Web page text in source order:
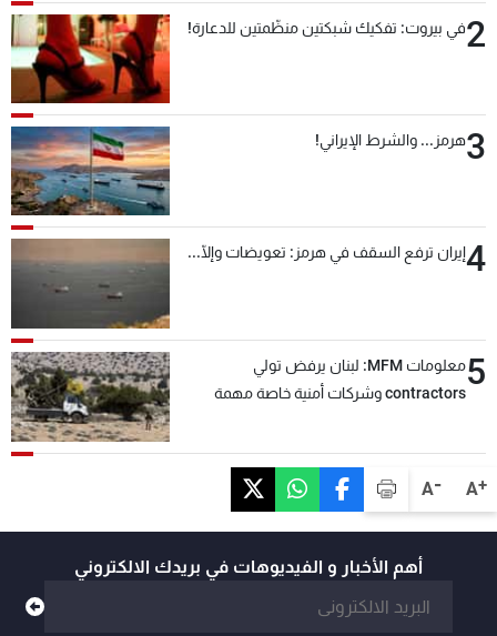
A+
A-
2في بيروت: تفكيك شبكتين منظّمتين للدعارة!
3هرمز... والشرط الإيراني!
4إيران ترفع السقف في هرمز: تعويضات وإلّا...
5
معلومات MFM: لبنان يرفض تولي
contractors وشركات أمنية خاصة مهمة
أهم الأخبار و الفيديوهات في بريدك الالكتروني